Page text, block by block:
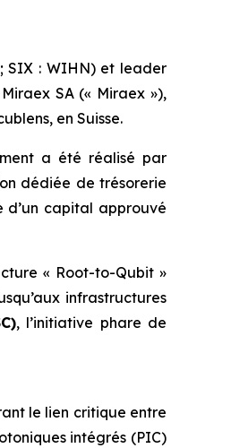
SIX : WIHN) et leader
SA (« Miraex »),
en Suisse.
a été réalisé par
dédiée de trésorerie
d’un capital approuvé
« Root-to-Qubit »
infrastructures
, l’initiative phare de
le lien critique entre
intégrés (PIC)